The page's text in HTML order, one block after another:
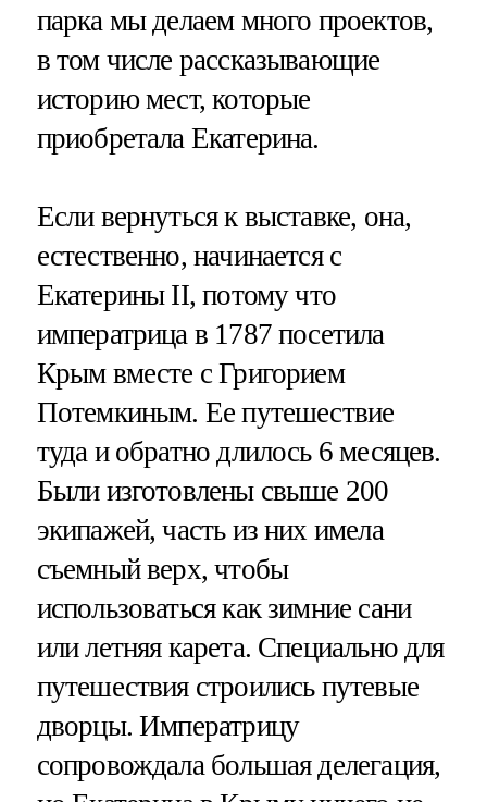
парка мы делаем много проектов,
в том числе рассказывающие
историю мест, которые
приобретала Екатерина.
Если вернуться к выставке, она,
естественно, начинается с
Екатерины II, потому что
императрица в 1787 посетила
Крым вместе с Григорием
Потемкиным. Ее путешествие
туда и обратно длилось 6 месяцев.
Были изготовлены свыше 200
экипажей, часть из них имела
съемный верх, чтобы
использоваться как зимние сани
или летняя карета. Специально для
путешествия строились путевые
дворцы. Императрицу
сопровождала большая делегация,